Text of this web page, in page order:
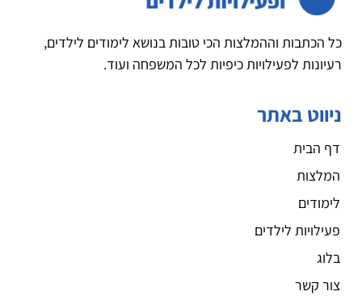
כל הכתבות וההמלצות הכי טובות בנושא לימודים לילדים,
רעיונות לפעילויות כיפיות לכל המשפחה ועוד.
ניווט באתר
דף הבית
המלצות
לימודים
פעילויות לילדים
בלוג
צור קשר